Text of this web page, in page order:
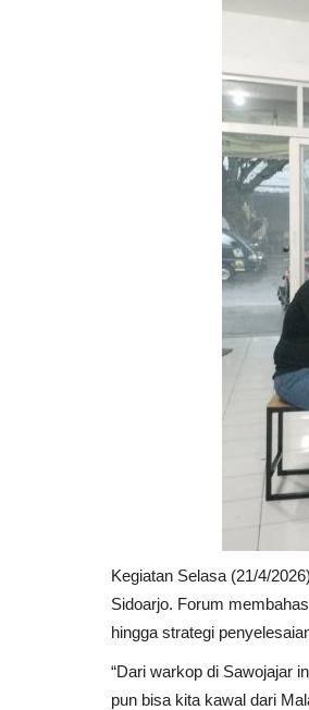
Kegiatan Selasa (21/4/
Sidoarjo. Forum
hingga strategi
“Dari warkop di Sawojajar
pun bisa kita kawal dari